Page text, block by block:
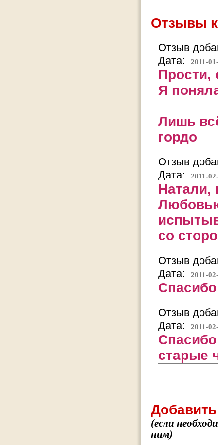
Отзывы
Отзыв
Дата:
2011-
Прости,
Я
Лишь
гордо
Отзыв
Дата:
2011-
Натали,
со
Отзыв
Дата:
2011-
Отзыв
Дата:
2011-
старые
(если
ним)